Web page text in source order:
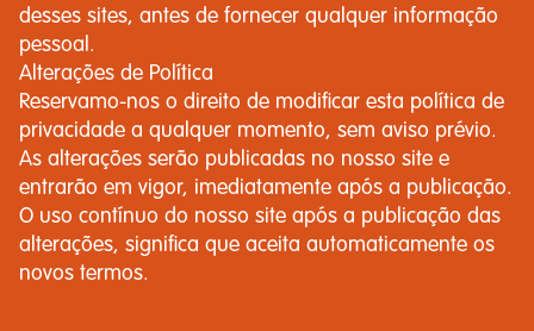
desses sites, antes de fornecer qualquer informação
pessoal.
Alterações de Política
Reservamo-nos o direito de modificar esta política de
privacidade a qualquer momento, sem aviso prévio.
As alterações serão publicadas no nosso site e
entrarão em vigor, imediatamente após a publicação.
O uso contínuo do nosso site após a publicação das
alterações, significa que aceita automaticamente os
novos termos.